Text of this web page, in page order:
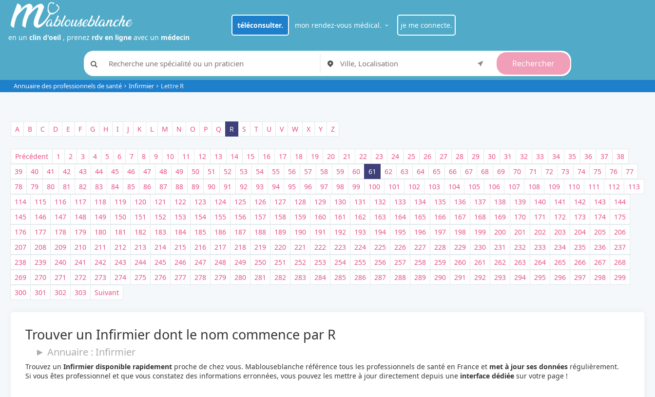
téléconsulter. mon rendez-vous médical. je me connecte.
en un clin d'oeil , prenez rdv en ligneavec un médecin
Rechercher
Annuaire des professionnels de santé Infirmier Lettre R
A B C D E F G H I J K L M N O P Q R S T U V W X Y Z
Précédent 1 2 3 4 5 6 7 8 9 10 11 12 13 14 15 16 17 18 19 20 21 22 23 24 25 26 27 28 29 30 31 32 33 34 35 36 37
38
39
40 41 42 43 44 45 46 47 48 49 50 51 52 53 54 55 56 57 58 59 60 61 62 63 64 65 66 67 68 69 70 71 72 73 74 75 76
77
78
79 80 81 82 83 84 85 86 87 88 89 90 91 92 93 94 95 96 97 98 99 100 101 102 103 104 105 106 107 108 109 110 111 112
113
114
115 116 117 118 119 120 121 122 123 124 125 126 127 128 129 130 131 132 133 134 135 136 137 138 139 140 141 142 143
144
145
146 147 148 149 150 151 152 153 154 155 156 157 158 159 160 161 162 163 164 165 166 167 168 169 170 171 172 173 174
175
176
177 178 179 180 181 182 183 184 185 186 187 188 189 190 191 192 193 194 195 196 197 198 199 200 201 202 203 204 205
206
207
208 209 210 211 212 213 214 215 216 217 218 219 220 221 222 223 224 225 226 227 228 229 230 231 232 233 234 235 236
237
238
239 240 241 242 243 244 245 246 247 248 249 250 251 252 253 254 255 256 257 258 259 260 261 262 263 264 265 266 267
268
269
270 271 272 273 274 275 276 277 278 279 280 281 282 283 284 285 286 287 288 289 290 291 292 293 294 295 296 297 298
299
300
301 302 303 Suivant
Trouver un Infirmier dont le nom commence par R
► Annuaire : Infirmier
Trouvez un Infirmier disponible rapidementproche de chez vous. Mablouseblanche référence tous les professionnels de santé en France et met à jour ses donnéesrégulièrement.
Si vous êtes professionnel et que vous constatez des informations erronnées, vous pouvez les mettre à jour directement depuis une interface dédiéesur votre page !